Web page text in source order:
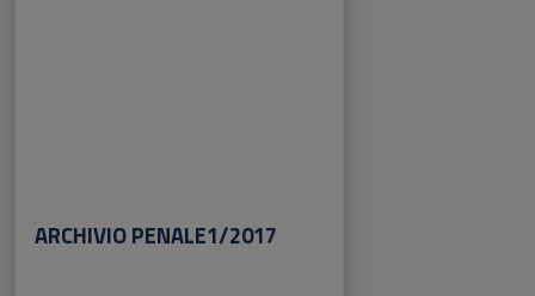
ARCHIVIO PENALE1/2017